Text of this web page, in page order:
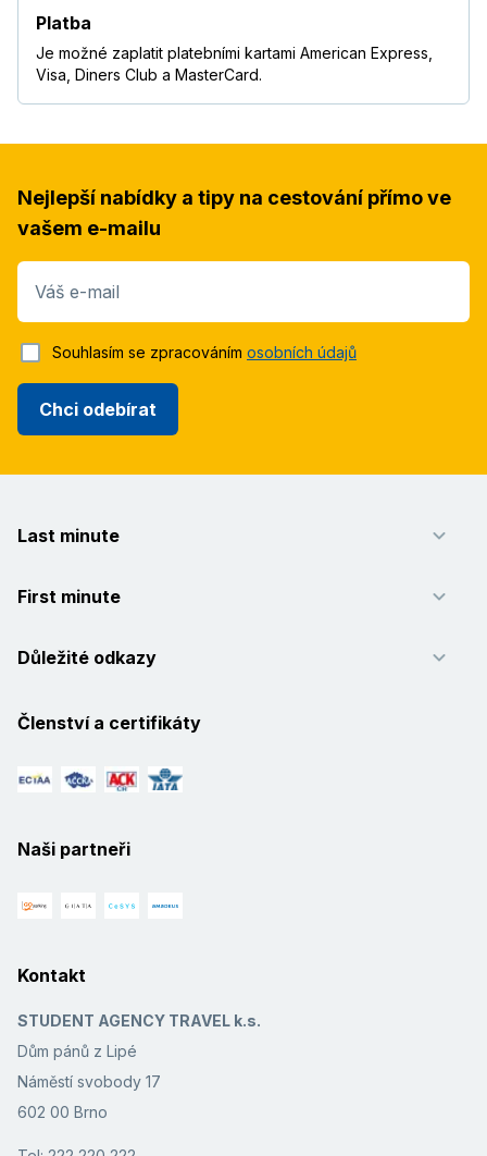
Platba
Je možné zaplatit platebními kartami American Express,
Visa, Diners Club a MasterCard.
Nejlepší nabídky a tipy na cestování přímo ve
vašem e-mailu
Váš e-mail
Chci odebírat
Souhlasím se zpracováním osobních údajů
Last minute
First minute
Důležité odkazy
Členství a certifikáty
Naši partneři
Kontakt
STUDENT AGENCY TRAVEL k.s.
Dům pánů z Lipé
Náměstí svobody 17
602 00 Brno